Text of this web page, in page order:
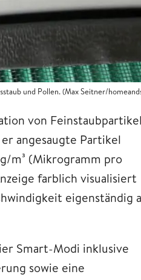
und Pollen. (Max Seitner/
von
angesaugte Partikel
m³ (Mikrogramm pro
farblich visualisiert
eigenständig
Smart-Modi inklusive
sowie eine